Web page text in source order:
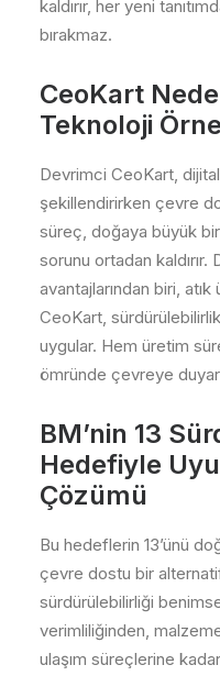
kaldırır, her yeni
bırakmaz.
CeoKart
Teknoloji
Devrimci CeoKart,
şekillendirirken çevre
süreç, doğaya büyük
sorunu ortadan
avantajlarından biri,
CeoKart, sürdürülebilirlik
uygular. Hem üretim
ömründe çevreye
BM’nin 13
Hedefiyle
Çözümü
Bu hedeflerin 13’ünü
çevre dostu bir
sürdürülebilirliği
verimliliğinden,
ulaşım süreçlerine